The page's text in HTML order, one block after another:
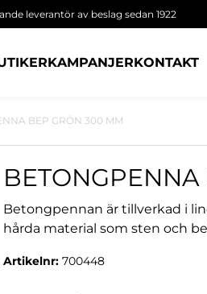
leverantör av beslag sedan 1922
KAMPANJERKONTAKT
BEP GRÖN 300 MM
Betongpennan är tillverkad i
hårda material som sten och
Artikelnr:700448